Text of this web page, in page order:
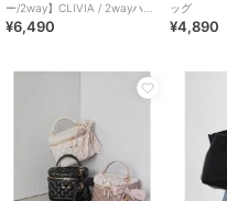
ー/2way】CLIVIA / 2wayハン
ドバッグ / ドラマ着用アイテム
¥6,490
ッグ
¥4,890